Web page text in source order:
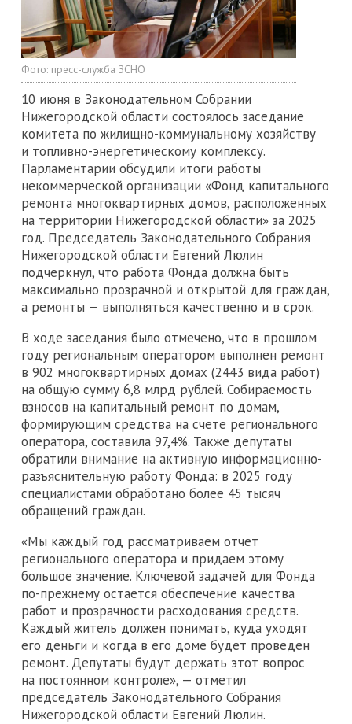
Фото: пресс-служба ЗСНО
10 июня в Законодательном Собрании
Нижегородской области состоялось заседание
комитета по жилищно-коммунальному хозяйству
и топливно-энергетическому комплексу.
Парламентарии обсудили итоги работы
некоммерческой организации «Фонд капитального
ремонта многоквартирных домов, расположенных
на территории Нижегородской области» за 2025
год. Председатель Законодательного Собрания
Нижегородской области Евгений Люлин
подчеркнул, что работа Фонда должна быть
максимально прозрачной и открытой для граждан,
а ремонты — выполняться качественно и в срок.
В ходе заседания было отмечено, что в прошлом
году региональным оператором выполнен ремонт
в 902 многоквартирных домах (2443 вида работ)
на общую сумму 6,8 млрд рублей. Собираемость
взносов на капитальный ремонт по домам,
формирующим средства на счете регионального
оператора, составила 97,4%. Также депутаты
обратили внимание на активную информационно-
разъяснительную работу Фонда: в 2025 году
специалистами обработано более 45 тысяч
обращений граждан.
«Мы каждый год рассматриваем отчет
регионального оператора и придаем этому
большое значение. Ключевой задачей для Фонда
по-прежнему остается обеспечение качества
работ и прозрачности расходования средств.
Каждый житель должен понимать, куда уходят
его деньги и когда в его доме будет проведен
ремонт. Депутаты будут держать этот вопрос
на постоянном контроле», — отметил
председатель Законодательного Собрания
Нижегородской области Евгений Люлин.